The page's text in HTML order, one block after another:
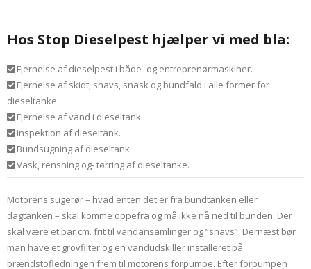
Hos Stop Dieselpest hjælper vi med bla:
Fjernelse af dieselpest i både- og entreprenørmaskiner.
Fjernelse af skidt, snavs, snask og bundfald i alle former for
dieseltanke.
Fjernelse af vand i dieseltank.
Inspektion af dieseltank.
Bundsugning af dieseltank.
Vask, rensning og- tørring af dieseltanke.
Motorens sugerør – hvad enten det er fra bundtanken eller
dagtanken – skal komme oppefra og må ikke nå ned til bunden. Der
skal være et par cm. frit til vandansamlinger og ”snavs”. Dernæst bør
man have et grovfilter og en vandudskiller installeret på
brændstofledningen frem til motorens forpumpe. Efter forpumpen